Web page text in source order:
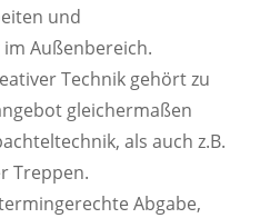
und
Außenbereich.
Technik gehört zu
gleichermaßen
als auch z.B.
Treppen.
Abgabe,